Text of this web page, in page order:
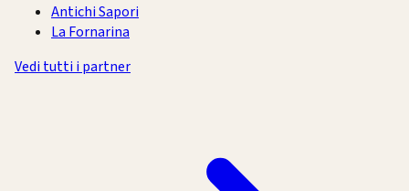
Antichi Sapori
La Fornarina
Vedi tutti i partner